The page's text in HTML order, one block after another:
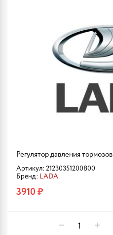
Регулятор давления
Артикул: 21230351200800
Бренд: LADA
3910 ₽